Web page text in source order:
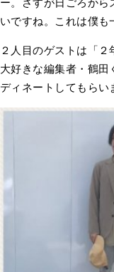
ー。さすが日ごろか
いですね。これは僕も
２人目のゲストは「
大好きな編集者・鶴
ディネートしてもらい